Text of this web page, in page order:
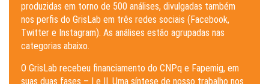
produzidas em torno de 500 análises, divulgadas também
nos perfis do GrisLab em três redes sociais (Facebook,
Twitter e Instagram). As análises estão agrupadas nas
categorias abaixo.
O GrisLab recebeu financiamento do CNPq e Fapemig, em
suas duas fases – I e II. Uma síntese de nosso trabalho nos